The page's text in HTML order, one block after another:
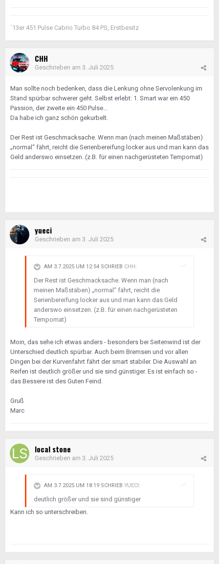
´13er 451 Pulse Cabrio Turbo 84 PS, Erstbesitz
CHH
Geschrieben am 3. Juli 2025
Man sollte noch bedenken, dass die Lenkung ohne Servolenkung im
Stand spürbar schwerer geht. Selbst erlebt: 1. Smart war ein 450
Passion, der zweite ein 450 Pulse…
Da habe ich ganz schön gekurbelt.
Der Rest ist Geschmacksache. Wenn man (nach meinen Maßstäben)
„normal“ fährt, reicht die Serienbereifung locker aus und man kann das
Geld anderswo einsetzen. (z.B. für einen nachgerüsteten Tempomat)
yueci
Geschrieben am 3. Juli 2025
AM 3.7.2025 UM 12:54 SCHRIEB CHH :
Der Rest ist Geschmacksache. Wenn man (nach
meinen Maßstäben) „normal“ fährt, reicht die
Serienbereifung locker aus und man kann das Geld
anderswo einsetzen. (z.B. für einen nachgerüsteten
Tempomat)
Moin, das sehe ich etwas anders - besonders bei Seitenwind ist der
Unterschied deutlich spürbar. Auch beim Bremsen und vor allen
Dingen bei der Kurvenfahrt fährt der smart stabiler. Die Auswahl an
Reifen ist deutlich größer und sie sind günstiger. Es ist einfach so -
das Bessere ist des Guten Feind.
Gruß
Marc
local stone
Geschrieben am 3. Juli 2025
AM 3.7.2025 UM 18:19 SCHRIEB YUECI :
deutlich größer und sie sind günstiger
Kann ich so unterschreiben.